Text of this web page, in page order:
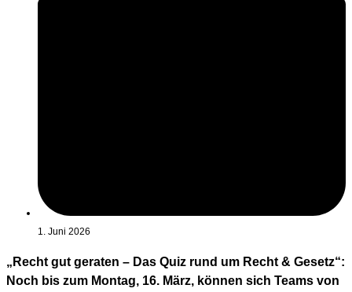
1. Juni 2026
„Recht gut geraten – Das Quiz rund um Recht & Gesetz“:
Noch bis zum Montag, 16. März, können sich Teams von